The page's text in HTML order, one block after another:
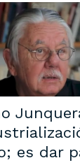
es dar